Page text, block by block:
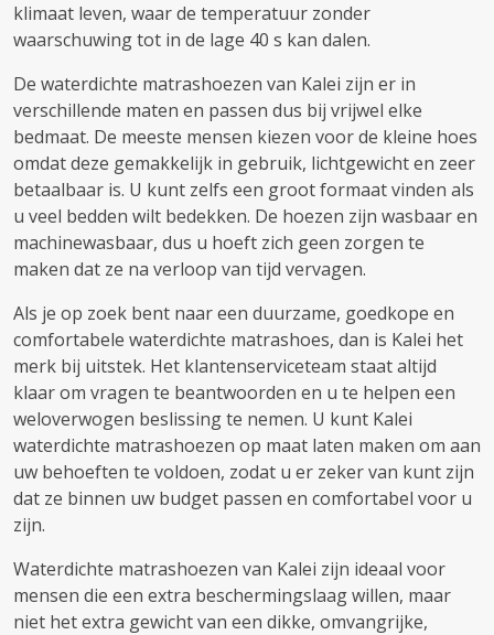
klimaat leven, waar de temperatuur zonder
waarschuwing tot in de lage 40 s kan dalen.
De waterdichte matrashoezen van Kalei zijn er in
verschillende maten en passen dus bij vrijwel elke
bedmaat. De meeste mensen kiezen voor de kleine hoes
omdat deze gemakkelijk in gebruik, lichtgewicht en zeer
betaalbaar is. U kunt zelfs een groot formaat vinden als
u veel bedden wilt bedekken. De hoezen zijn wasbaar en
machinewasbaar, dus u hoeft zich geen zorgen te
maken dat ze na verloop van tijd vervagen.
Als je op zoek bent naar een duurzame, goedkope en
comfortabele waterdichte matrashoes, dan is Kalei het
merk bij uitstek. Het klantenserviceteam staat altijd
klaar om vragen te beantwoorden en u te helpen een
weloverwogen beslissing te nemen. U kunt Kalei
waterdichte matrashoezen op maat laten maken om aan
uw behoeften te voldoen, zodat u er zeker van kunt zijn
dat ze binnen uw budget passen en comfortabel voor u
zijn.
Waterdichte matrashoezen van Kalei zijn ideaal voor
mensen die een extra beschermingslaag willen, maar
niet het extra gewicht van een dikke, omvangrijke,